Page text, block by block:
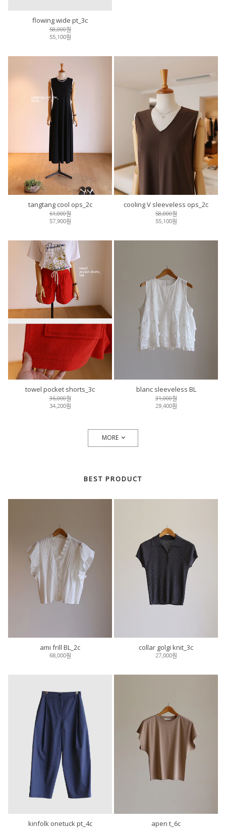
flowing wide pt_3c
58,000원
55,100원
tangtang cool ops_2c
61,000원
57,900원
cooling V sleeveless ops_2c
58,000원
55,100원
towel pocket shorts_3c
36,000원
34,200원
blanc sleeveless BL
31,000원
29,400원
MORE
BEST PRODUCT
ami frill BL_2c
68,000원
collar golgi knit_3c
27,000원
kinfolk onetuck pt_4c apen t_6c